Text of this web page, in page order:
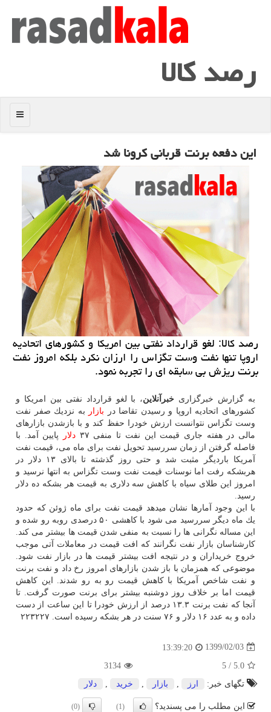
رصد كالا
منو
این دفعه برنت قربانی كرونا شد
رصد كالا: لغو قرارداد نفتی بین امریكا و كشورهای اتحادیه
اروپا تنها نفت وست تگزاس را ارزان نكرد بلكه امروز نفت
برنت ریزش بی سابقه ای را تجربه نمود.
به گزارش خبرگزاری خبرآنلاین، با لغو قرارداد نفتی بین امریكا و
كشورهای اتحادیه اروپا و رسیدن تقاضا در بازار
به نزدیك صفر نفت
وست تگزاس نتوانست ارزش خودرا حفظ كند و با بازشدن بازارهای
مالی در هفته جاری قیمت این نفت تا منفی ۳۷
دلار
پایین آمد. با
فاصله گرفتن از زمان سررسید تحویل نفت برای ماه می، قیمت نفت
آمریكا باردیگر مثبت شد و حتی روز گذشته تا بالای ۱۳ دلار در
هربشكه رفت اما نوسنات قیمت نفت وست تگزاس به انتها نرسید و
امروز این طلای سیاه با كاهش سه دلاری به قیمت هر بشكه ده دلار
رسید.
با این وجود آمارها نشان میدهد قیمت نفت برای ماه ژوئن كه حدود
یك ماه دیگر سررسید می شود با كاهشی ۵۰ درصدی روبه رو شده و
این مساله نگرانی ها را نسبت به منفی شدن قیمت ها بیشتر می كند.
كارشناسان بازار نفت نگرانند كه افت قیمت در معاملات آتی موجب
خروج خریداران و در نتیجه افت بیشتر قیمت ها در بازار نفت شود.
موضوعی كه همزمان با باز شدن بازارهای امروز رخ داد و نفت برنت
و نفت شاخص آمریكا با كاهش قیمت رو به رو شدند. این كاهش
قیمت اما بر خلاف روز دوشنبه بیشتر برای برنت صورت گرفت. تا
آنجا كه نفت برنت ۱۳.۳ درصد از ارزش خودرا تا این ساعت از دست
داده و به عدد ۱۶ دلار و ۷۶ سنت در هر بشكه رسیده است. ۲۲۳۲۲۷
1399/02/03
13:39:20
5.0
/
5
3134
تگهای خبر:
ارز بازار خرید دلار
این مطلب را می پسندید؟ (1)
(0)